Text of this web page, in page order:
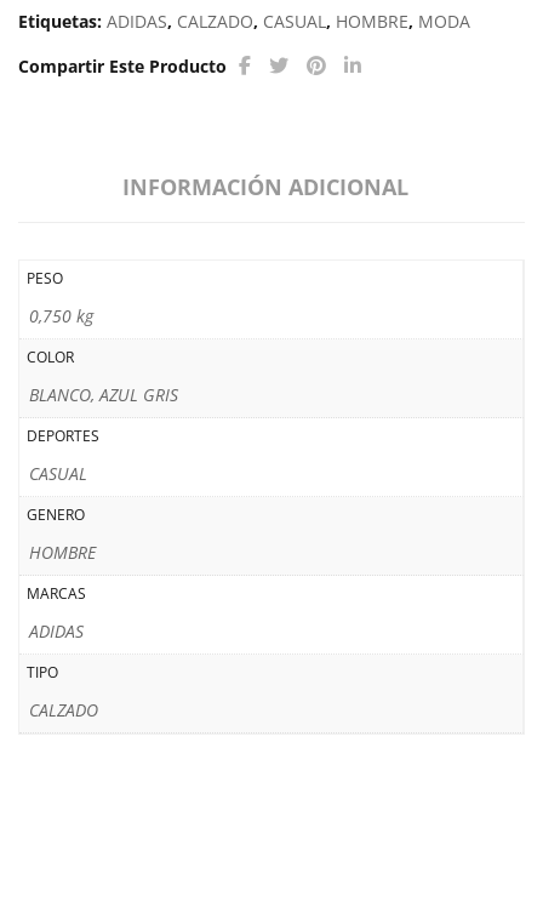
Etiquetas: ADIDAS, CALZADO, CASUAL, HOMBRE, MODA
Compartir Este Producto
INFORMACIÓN ADICIONAL
PESO
0,750 kg
COLOR
BLANCO, AZUL GRIS
DEPORTES
CASUAL
GENERO
HOMBRE
MARCAS
ADIDAS
TIPO
CALZADO